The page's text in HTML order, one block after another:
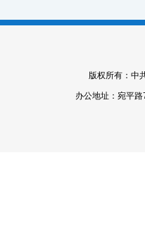
版权所有：中
办公地址：宛平